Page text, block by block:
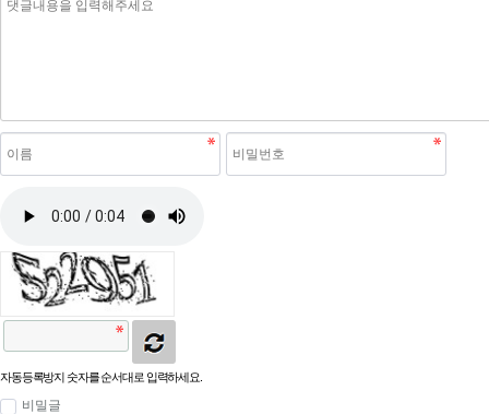
자동등록방지 숫자를 순서대로 입력하세요.
비밀글